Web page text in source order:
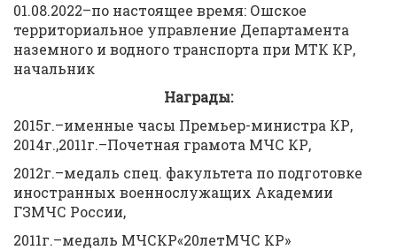
01.08.2022–по настоящее время: Ошское
территориальное управление Департамента
наземного и водного транспорта при МТК КР,
начальник
Награды:
2015г.–именные часы Премьер-министра КР,
2014г.,2011г.–Почетная грамота МЧС КР,
2012г.–медаль спец. факультета по подготовке
иностранных военнослужащих Академии
ГЗМЧС России,
2011г.–медаль МЧСКР«20летМЧС КР»